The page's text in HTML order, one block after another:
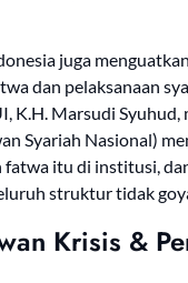
juga
dan pelaksanaan
K.H. Marsudi Syuhud,
Syariah Nasional)
fatwa itu di institusi,
struktur tidak
Krisis &